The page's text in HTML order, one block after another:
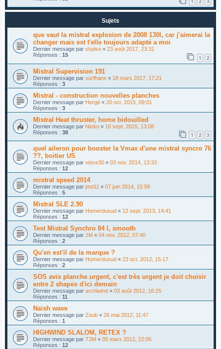
1 2 3
Sujets
que vaut la mistral explosion de 2008 130l, car j'aimerai la
changer mais est t'elle toujours adapté a moi
Dernier message par skplso « 23 août 2017, 23:31
Réponses : 15 1 2
Mistral Supervision 191
Dernier message par surfhans « 18 mars 2017, 17:21
Réponses : 3
Mistral - construction nouvelles planches
Dernier message par Hergé « 20 oct. 2015, 09:01
Réponses : 3
Mistral Heat thruster, home bidouilled
Dernier message par Nicko « 16 sept. 2015, 13:08
Réponses : 38 1 2 3
quel aileron pour booster la Vmax d'une mistral syncro 76
??, boitier US
Dernier message par vince30 « 03 nov. 2014, 13:33
Réponses : 12
mistral speed 2014
Dernier message par jmd11 « 07 juin 2014, 15:59
Réponses : 5
Mistral SLE 2.90
Dernier message par Homerdusud « 12 sept. 2013, 14:41
Réponses : 12
Test Mistral Synchro 84 l, smooth
Dernier message par JM « 04 nov. 2012, 07:40
Réponses : 2
Qu'en est'il de la marque ?
Dernier message par Homerdusud « 23 oct. 2012, 15:17
Réponses : 2
SOS avis planche urgent, c'est très urgent je doit choisir
entre 2 shapes d'ici demain
Dernier message par archiwind « 03 août 2012, 16:25
Réponses : 11
Naish wave
Dernier message par Zoub « 26 mai 2012, 11:47
Réponses : 1
HIGHWIND SLALOM, RETEX ?
Dernier message par T2M « 05 mars 2012, 22:06
Réponses : 12